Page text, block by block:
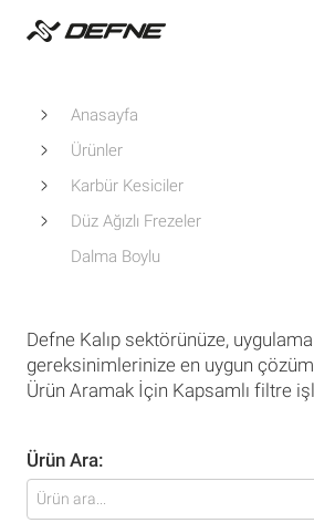
Anasayfa
Ürünler
Karbür Kesiciler
Düz Ağızlı Frezeler
Dalma Boylu
Defne Kalıp sektörünüze, uygulama
gereksinimlerinize en uygun
Ürün Aramak İçin Kapsamlı filtre
Ürün Ara: